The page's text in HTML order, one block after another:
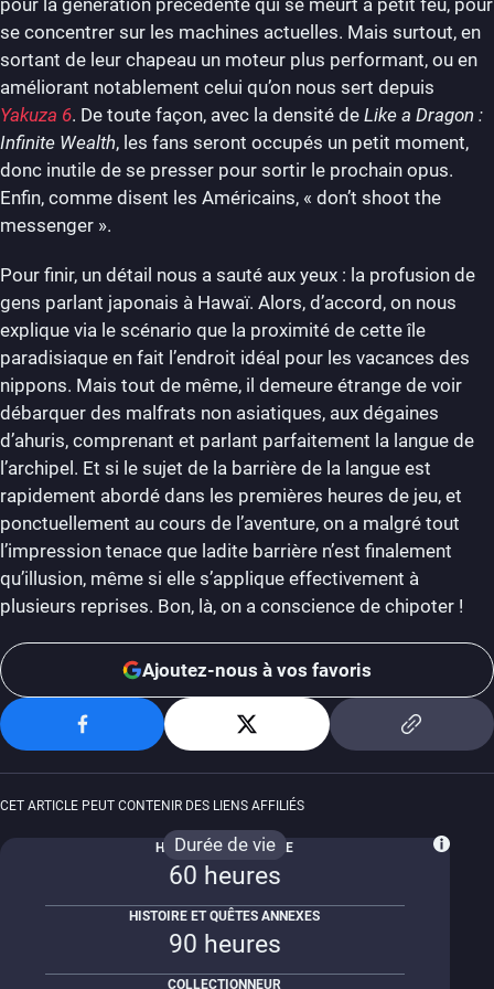
pour la génération précédente qui se meurt à petit feu, pour
se concentrer sur les machines actuelles. Mais surtout, en
sortant de leur chapeau un moteur plus performant, ou en
améliorant notablement celui qu’on nous sert depuis
Yakuza 6. De toute façon, avec la densité de Like a Dragon :
Infinite Wealth, les fans seront occupés un petit moment,
donc inutile de se presser pour sortir le prochain opus.
Enfin, comme disent les Américains, « don’t shoot the
messenger ».
Pour finir, un détail nous a sauté aux yeux : la profusion de
gens parlant japonais à Hawaï. Alors, d’accord, on nous
explique via le scénario que la proximité de cette île
paradisiaque en fait l’endroit idéal pour les vacances des
nippons. Mais tout de même, il demeure étrange de voir
débarquer des malfrats non asiatiques, aux dégaines
d’ahuris, comprenant et parlant parfaitement la langue de
l’archipel. Et si le sujet de la barrière de la langue est
rapidement abordé dans les premières heures de jeu, et
ponctuellement au cours de l’aventure, on a malgré tout
l’impression tenace que ladite barrière n’est finalement
qu’illusion, même si elle s’applique effectivement à
plusieurs reprises. Bon, là, on a conscience de chipoter !
Ajoutez-nous à vos favoris
CET ARTICLE PEUT CONTENIR DES LIENS AFFILIÉS
Durée de vie
HISTOIRE PRINCIPALE
60 heures
HISTOIRE ET QUÊTES ANNEXES
90 heures
COLLECTIONNEUR